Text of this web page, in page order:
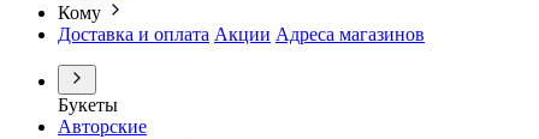
Кому
Доставка и оплата Акции Адреса магазинов
Букеты
Авторские